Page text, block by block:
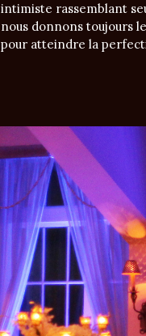
intimiste rassemblant
nous donnons toujours
pour atteindre la